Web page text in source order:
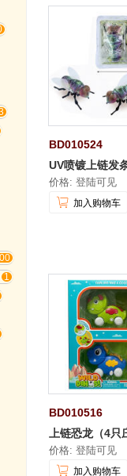
BD010524
UV喷镀上链发
价格: 登陆可见
加入购物车
BD010516
上链恐龙（4只
价格: 登陆可见
加入购物车